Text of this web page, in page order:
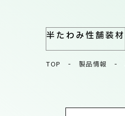
半たわみ性舗装材
TOP - 製品情報 -